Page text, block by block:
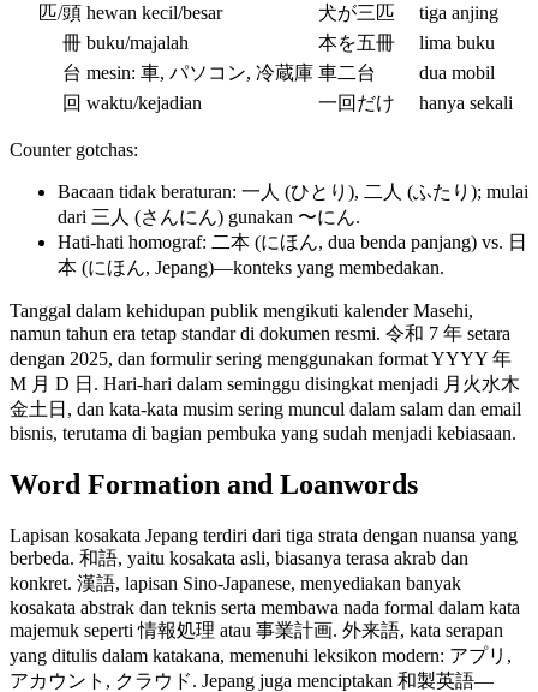
匹/頭 hewan kecil/besar 犬が三匹
tiga anjing
冊 buku/majalah 本を五冊
lima buku
台 mesin: 車, パソコン, 冷蔵庫 車二台
dua mobil
回 waktu/kejadian 一回だけ hanya sekali
Counter gotchas:
Bacaan tidak beraturan: 一人 (ひとり), 二人 (ふたり); mulai
dari 三人 (さんにん) gunakan 〜にん.
Hati-hati homograf: 二本 (にほん, dua benda panjang) vs. 日
本 (にほん, Jepang)—konteks yang membedakan.
Tanggal dalam kehidupan publik mengikuti kalender Masehi,
namun tahun era tetap standar di dokumen resmi. 令和 7 年 setara
dengan 2025, dan formulir sering menggunakan format YYYY 年
M 月 D 日. Hari-hari dalam seminggu disingkat menjadi 月火水木
金土日, dan kata-kata musim sering muncul dalam salam dan email
bisnis, terutama di bagian pembuka yang sudah menjadi kebiasaan.
Word Formation and Loanwords
Lapisan kosakata Jepang terdiri dari tiga strata dengan nuansa yang
berbeda. 和語, yaitu kosakata asli, biasanya terasa akrab dan
konkret. 漢語, lapisan Sino‑Japanese, menyediakan banyak
kosakata abstrak dan teknis serta membawa nada formal dalam kata
majemuk seperti 情報処理 atau 事業計画. 外来語, kata serapan
yang ditulis dalam katakana, memenuhi leksikon modern: アプリ,
アカウント, クラウド. Jepang juga menciptakan 和製英語—